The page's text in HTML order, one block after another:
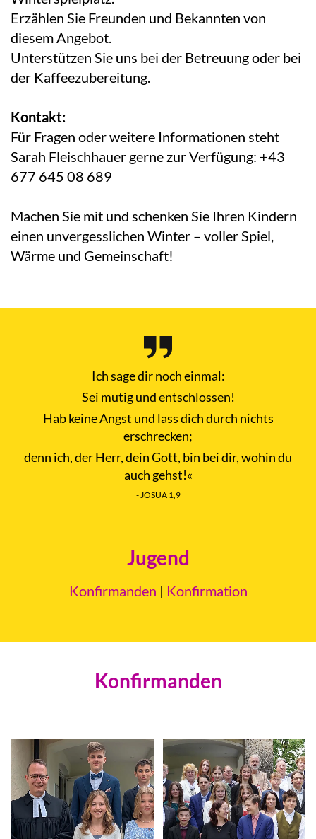
Erzählen Sie Freunden und Bekannten von
diesem Angebot.
Unterstützen Sie uns bei der Betreuung oder bei
der Kaffeezubereitung.
Kontakt:
Für Fragen oder weitere Informationen steht
Sarah Fleischhauer gerne zur Verfügung: +43
677 645 08 689
Machen Sie mit und schenken Sie Ihren Kindern
einen unvergesslichen Winter – voller Spiel,
Wärme und Gemeinschaft!
Ich sage dir noch einmal:
Sei mutig und entschlossen!
Hab keine Angst und lass dich durch nichts
erschrecken;
denn ich, der Herr, dein Gott, bin bei dir, wohin du
auch gehst!«
- JOSUA 1,9
Jugend
Konfirmanden | Konfirmation
Konfirmanden